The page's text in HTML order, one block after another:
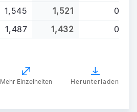
1,545 1,521
0
1,487 1,432 0
Mehr Einzelheiten Herunterladen